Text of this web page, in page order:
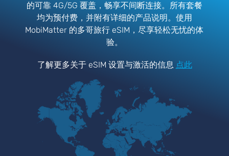
的可靠 4G/5G 覆盖，畅享不间断连接。所有套餐
均为预付费，并附有详细的产品说明。使用
MobiMatter 的多哥旅行 eSIM，尽享轻松无忧的体
验。
了解更多关于 eSIM 设置与激活的信息 点此